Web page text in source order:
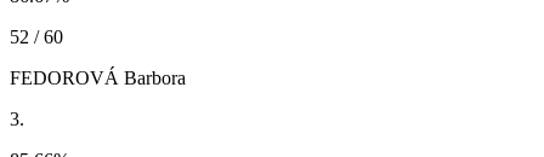
52 / 60
FEDOROVÁ Barbora
3.